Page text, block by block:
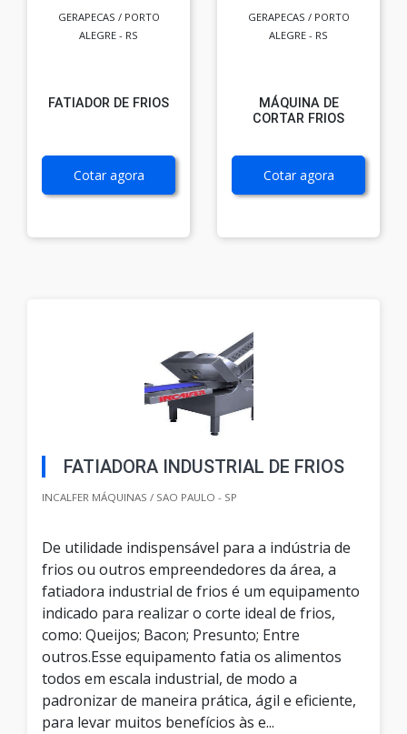
GERAPECAS / PORTO
ALEGRE - RS
FATIADOR DE FRIOS
Cotar agora
GERAPECAS / PORTO
ALEGRE - RS
MÁQUINA DE
CORTAR FRIOS
Cotar agora
FATIADORA INDUSTRIAL DE FRIOS
INCALFER MÁQUINAS / SAO PAULO - SP
De utilidade indispensável para a indústria de
frios ou outros empreendedores da área, a
fatiadora industrial de frios é um equipamento
indicado para realizar o corte ideal de frios,
como: Queijos; Bacon; Presunto; Entre
outros.Esse equipamento fatia os alimentos
todos em escala industrial, de modo a
padronizar de maneira prática, ágil e eficiente,
para levar muitos benefícios às e...